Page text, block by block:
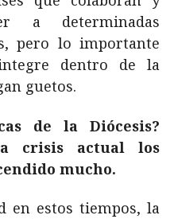
a determinadas
pero lo importante
dentro de la
guetos.
de la Diócesis?
crisis actual los
mucho.
en estos tiempos, la